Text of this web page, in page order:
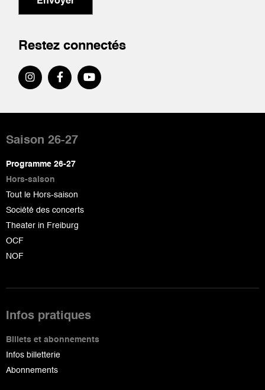
Restez connectés
de
page
Saison 26-27
Programme 26-27
Hors-saison
Tout le Hors-saison
Société des concerts
Theater in Freiburg
OCF
NOF
Infos pratiques
Billets et abonnements
Infos billetterie
Abonnements